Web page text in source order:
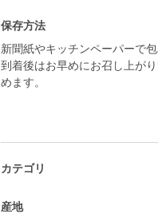
保存方法
新聞紙やキッチンペーパーで
到着後はお早めにお召し上が
めます。
カテゴリ
産地